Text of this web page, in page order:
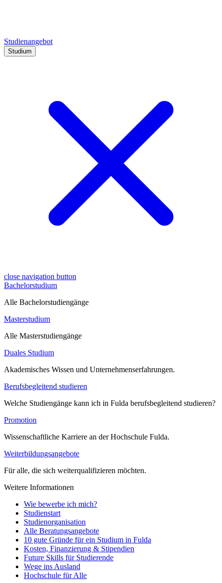
Studienangebot
Studium
close navigation button
Bachelorstudium
Alle Bachelorstudiengänge
Masterstudium
Alle Masterstudiengänge
Duales Studium
Akademisches Wissen und Unternehmenserfahrungen.
Berufsbegleitend studieren
Welche Studiengänge kann ich in Fulda berufsbegleitend studieren?
Promotion
Wissenschaftliche Karriere an der Hochschule Fulda.
Weiterbildungsangebote
Für alle, die sich weiterqualifizieren möchten.
Weitere Informationen
Wie bewerbe ich mich?
Studienstart
Studienorganisation
Alle Beratungsangebote
10 gute Gründe für ein Studium in Fulda
Kosten, Finanzierung & Stipendien
Future Skills für Studierende
Wege ins Ausland
Hochschule für Alle